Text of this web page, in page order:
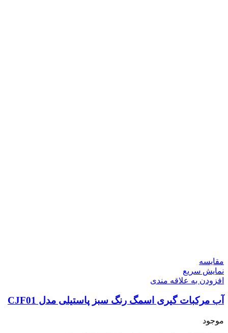
مقايسه
نمایش سریع
افزودن به علاقه مندی
آب مرکبات گیری اسمگ رنگ سبز پاستیلی مدل CJF01
موجود